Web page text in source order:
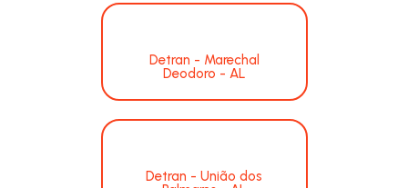
Detran - Marechal
Deodoro - AL
Detran - União dos